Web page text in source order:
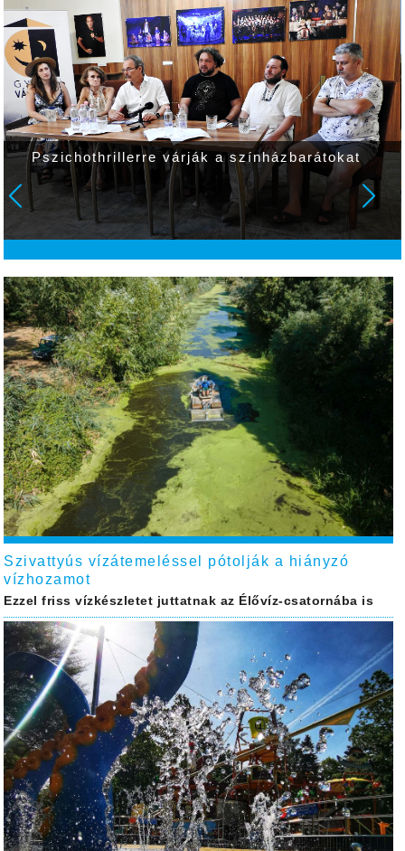
Pszichothrillerre várják a színházbarátokat
Szivattyús vízátemeléssel pótolják a hiányzó
vízhozamot
Ezzel friss vízkészletet juttatnak az Élővíz-csatornába is